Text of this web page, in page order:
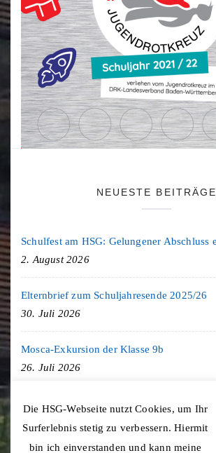
NEUESTE BEITRÄGE
2. August 2026
Elternbrief zum Schuljahresende 2025/26
30. Juli 2026
Mosca-Exkursion der Klasse 9b
26. Juli 2026
Freiburg-Exkursion des Geschichte LK
20. Juli 2026
Die HSG-Webseite nutzt Cookies, um Ihr
Surferlebnis stetig zu verbessern. Hiermit
bin ich einverstanden und kann meine